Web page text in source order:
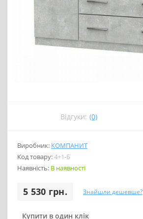
Відгуки: (0)
Виробник: КОМПАНИТ
Код товару:4+1-Б
Наявність: В наявності
5 530 грн. Знайшли дешевше?
Купити в один клік